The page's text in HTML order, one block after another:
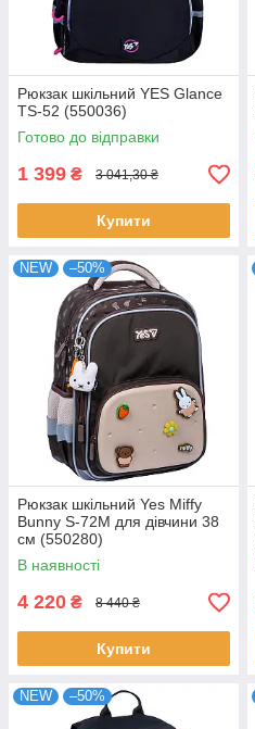
Рюкзак шкільний YES Glance
TS-52 (550036)
Готово до відправки
1 399 ₴ 3 041,30 ₴
Купити
NEW –50%
Рюкзак шкільний Yes Miffy
Bunny S-72M для дівчини 38
см (550280)
В наявності
4 220 ₴ 8 440 ₴
Купити
NEW –50%